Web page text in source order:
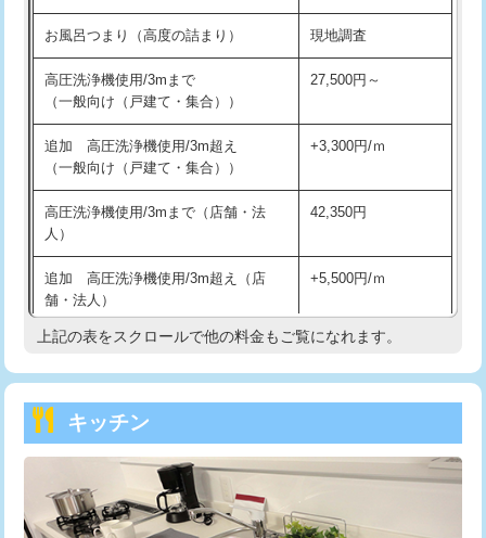
交換・取付(混合水栓（壁付・デッキ
式・ワンホール）)
16,500円+材料費
交換・取付(排水栓・排水トラップ
（P/S/ポップアップ））
22,000円+材料費
交換・取付（その他部品） 11,000円+材料費
持込商品取付（単水栓） 13,200円
持込商品取付（混合水栓）
持込商品取付（浄水器・分岐水栓） 16,500円
持込商品取付（温水洗浄便座） 22,000円
持込商品取付（普通便座⇔温水洗浄便
22,000円
給水管工事※（ホール加工)
給水管工事※（バンド止め) 3,300円
給水管工事※（支持金具設置) 5,500円
お風呂つまり（高度の詰まり） 現地調査
高圧洗浄機使用/3mまで
（一般向け（戸建て・集合））
27,500円～
追加 高圧洗浄機使用/3m超え
（一般向け（戸建て・集合））
+3,300円/ｍ
高圧洗浄機使用/3mまで（店舗・法
人）
42,350円
追加 高圧洗浄機使用/3m超え（店
舗・法人）
+5,500円/ｍ
高度高圧洗浄換 現地調査
トーラー機使用/3mまで
追加トーラー機使用/3m超え +3,300円
カメラ調査 33,000円
上記の表をスクロールで他の料金もご覧になれます。
キッチン